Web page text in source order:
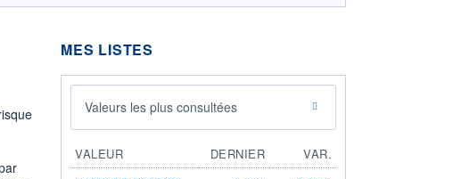
MES LISTES
Valeurs les plus consultées
VALEUR DERNIER
VAR.